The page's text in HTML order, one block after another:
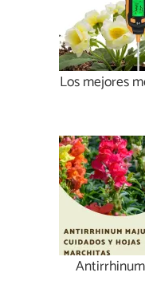
Los mejores